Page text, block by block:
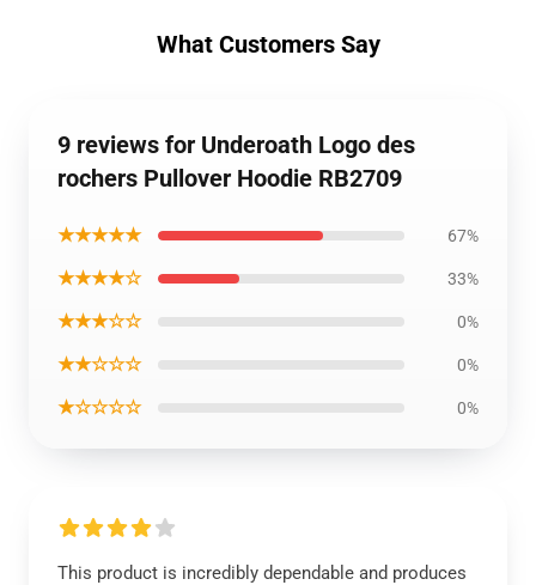
What Customers Say
9 reviews for Underoath Logo des
rochers Pullover Hoodie RB2709
★★★★★ 67%
★★★★☆ 33%
★★★☆☆ 0%
★★☆☆☆ 0%
★☆☆☆☆ 0%
This product is incredibly dependable and produces